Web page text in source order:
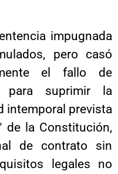
impugnada
pero casó
el fallo de
para suprimir la
intemporal prevista
de la Constitución,
de contrato sin
legales no